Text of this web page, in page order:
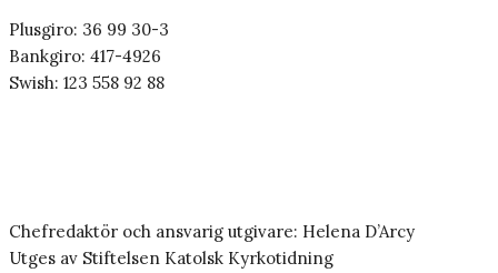
Plusgiro: 36 99 30-3
Bankgiro: 417-4926
Swish: 123 558 92 88
Chefredaktör och ansvarig utgivare: Helena D’Arcy
Utges av Stiftelsen Katolsk Kyrkotidning